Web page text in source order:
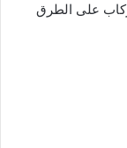
على الطرق